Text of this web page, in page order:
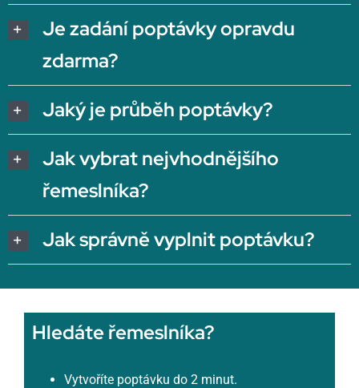
Je zadání poptávky opravdu
zdarma?
Jaký je průběh poptávky?
Jak vybrat nejvhodnějšího
řemeslníka?
Jak správně vyplnit poptávku?
Hledáte řemeslníka?
Vytvoříte poptávku do 2 minut.